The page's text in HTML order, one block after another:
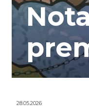
28.05.2026